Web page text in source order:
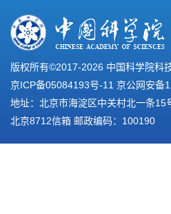
版权所有©2017-2026 中国科学院科
京ICP备05084193号-11 京公网安备
地址：北京市海淀区中关村北一条15
北京8712信箱 邮政编码：100190